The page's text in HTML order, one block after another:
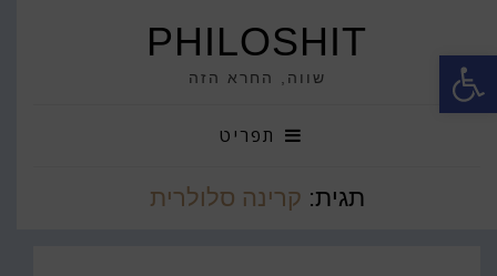
פתח סרגל נגישות PHILOSHIT
שווה, החרא הזה
תפריט
תגית: קרינה סלולרית